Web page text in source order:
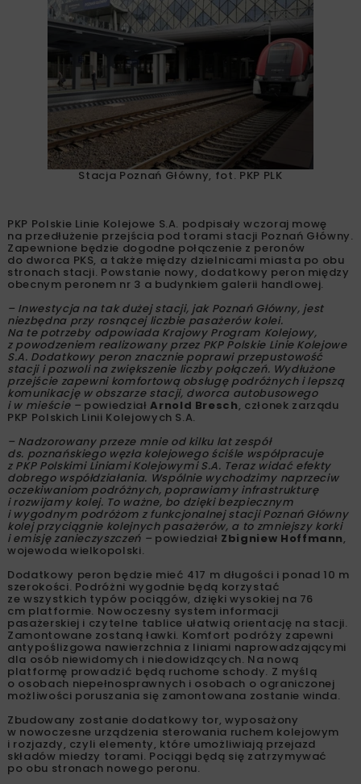
Stacja Poznań Główny, fot. PKP PLK
PKP Polskie Linie Kolejowe S.A. podpisały wczoraj mowę
na przedłużenie przejścia pod torami stacji Poznań Główny.
Zapewnione będzie dogodne połączenie z peronów
do dworca PKS, a także między dzielnicami miasta po obu
stronach stacji. Powstanie nowy, dodatkowy peron między
obecnym peronem nr 3 a budynkiem galerii handlowej.
– Inwestycja na tak dużej stacji, jak Poznań Główny, jest
niezbędna przy rosnącej liczbie pasażerów kolei.
Na te potrzeby odpowiada Krajowy Program Kolejowy,
z powodzeniem realizowany przez PKP Polskie Linie Kolejowe
S.A. Dodatkowy peron znacznie poprawi przepustowość
stacji i pozwoli na zwiększenie liczby połączeń. Wydłużone
przejście zapewni komfortową obsługę podróżnych i lepszą
komunikację w obszarze stacji, dworca autobusowego
i w mieście – powiedziałArnold Bresch, członek zarządu
PKP Polskich Linii Kolejowych S.A.
– Nadzorowany przeze mnie od kilku lat zespół
ds. poznańskiego węzła kolejowego ściśle współpracuje
z PKP Polskimi Liniami Kolejowymi S.A. Teraz widać efekty
dobrego współdziałania. Wspólnie wychodzimy naprzeciw
oczekiwaniom podróżnych, poprawiamy infrastrukturę
i rozwijamy kolej. To ważne, bo dzięki bezpiecznym
i wygodnym podróżom z funkcjonalnej stacji Poznań Główny
kolej przyciągnie kolejnych pasażerów, a to zmniejszy korki
i emisję zanieczyszczeń – powiedział Zbigniew Hoffmann,
wojewoda wielkopolski.
Dodatkowy peron będzie mieć 417 m długości i ponad 10 m
szerokości. Podróżni wygodnie będą korzystać
ze wszystkich typów pociągów, dzięki wysokiej na 76
cm platformie. Nowoczesny system informacji
pasażerskiej i czytelne tablice ułatwią orientację na stacji.
Zamontowane zostaną ławki. Komfort podróży zapewni
antypoślizgowa nawierzchnia z liniami naprowadzającymi
dla osób niewidomych i niedowidzących. Na nową
platformę prowadzić będą ruchome schody. Z myślą
o osobach niepełnosprawnych i osobach o ograniczonej
możliwości poruszania się zamontowana zostanie winda.
Zbudowany zostanie dodatkowy tor, wyposażony
w nowoczesne urządzenia sterowania ruchem kolejowym
i rozjazdy, czyli elementy, które umożliwiają przejazd
składów miedzy torami. Pociągi będą się zatrzymywać
po obu stronach nowego peronu.